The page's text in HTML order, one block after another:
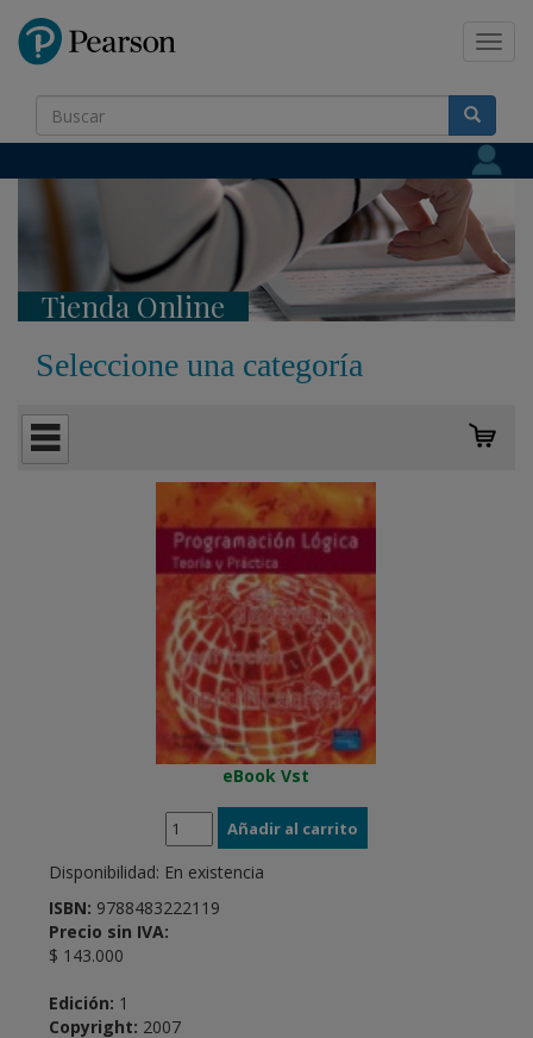
Tienda Online
Seleccione una categoría
eBook Vst
Disponibilidad: En existencia
ISBN: 9788483222119
Precio sin IVA:
$ 143.000
Edición: 1
Copyright: 2007